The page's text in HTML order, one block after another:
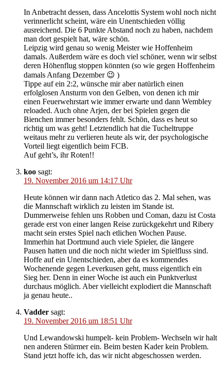
In Anbetracht dessen, dass Ancelottis System wohl noch nicht
verinnerlicht scheint, wäre ein Unentschieden völlig
ausreichend. Die 6 Punkte Abstand noch zu haben, nachdem
man dort gespielt hat, wäre schön.
Leipzig wird genau so wenig Meister wie Hoffenheim
damals. Außerdem wäre es doch viel schöner, wenn wir selbst
deren Höhenflug stoppen könnten (so wie gegen Hoffenheim
damals Anfang Dezember 😉 )
Tippe auf ein 2:2, wünsche mir aber natürlich einen
erfolglosen Ansturm von den Gelben, von denen ich mir
einen Feuerwehrstart wie immer erwarte und dann Wembley
reloaded. Auch ohne Arjen, der bei Spielen gegen die
Bienchen immer besonders fehlt. Schön, dass es heut so
richtig um was geht! Letztendlich hat die Tucheltruppe
weitaus mehr zu verlieren heute als wir, der psychologische
Vorteil liegt eigentlich beim FCB.
Auf geht’s, ihr Roten!!
koo sagt:
19. November 2016 um 14:17 Uhr
Heute können wir dann nach Atletico das 2. Mal sehen, was
die Mannschaft wirklich zu leisten im Stande ist.
Dummerweise fehlen uns Robben und Coman, dazu ist Costa
gerade erst von einer langen Reise zurückgekehrt und Ribery
macht sein erstes Spiel nach etlichen Wochen Pause.
Immerhin hat Dortmund auch viele Spieler, die längere
Pausen hatten und die noch nicht wieder im Spielfluss sind.
Hoffe auf ein Unentschieden, aber da es kommendes
Wochenende gegen Leverkusen geht, muss eigentlich ein
Sieg her. Denn in einer Woche ist auch ein Punktverlust
durchaus möglich. Aber vielleicht explodiert die Mannschaft
ja genau heute..
Vadder sagt:
19. November 2016 um 18:51 Uhr
Und Lewandowski humpelt- kein Problem- Wechseln wir halt
nen anderen Stürmer ein. Beim besten Kader kein Problem.
Stand jetzt hoffe ich, das wir nicht abgeschossen werden.